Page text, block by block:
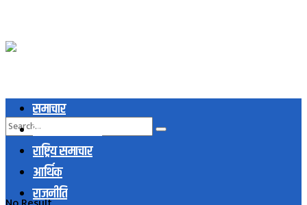
समाचार
स्थानिय समाचार
राष्ट्रिय समाचार
आर्थिक
राजनीति